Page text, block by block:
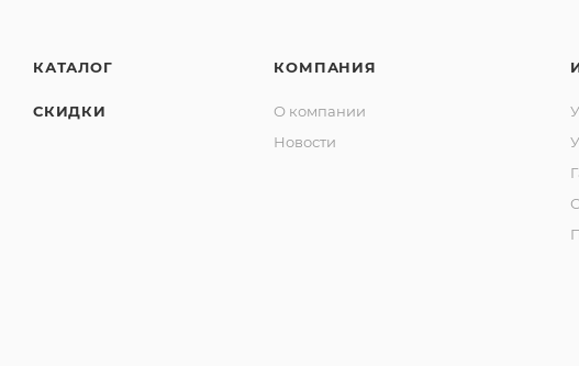
КАТАЛОГ
СКИДКИ
КОМПАНИЯ
О компании
Новости